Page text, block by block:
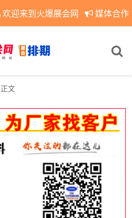
欢迎来到火爆展会网 媒体合作
正文